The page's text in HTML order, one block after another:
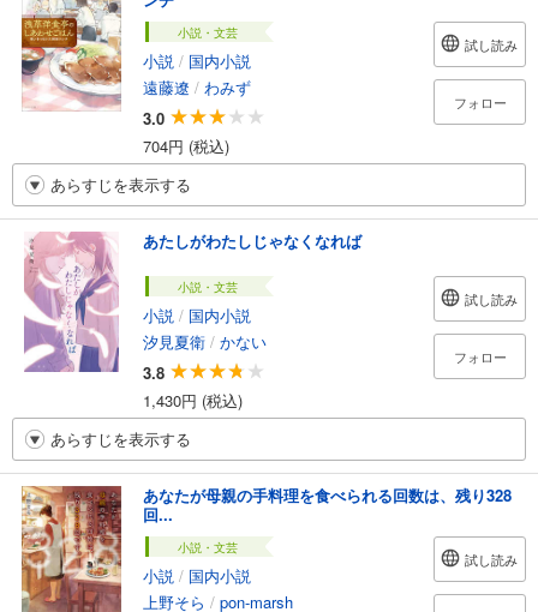
小説・文芸
小説 / 国内小説
遠藤遼 / わみず
3.0
704円 (税込)
試し読み
フォロー
あらすじを表示する
あたしがわたしじゃなくなれば
小説・文芸
小説 / 国内小説
汐見夏衛 / かない
3.8
1,430円 (税込)
試し読み
フォロー
あらすじを表示する
あなたが母親の手料理を食べられる回数は、残り328
回...
小説・文芸
小説 / 国内小説
上野そら / pon-marsh
試し読み